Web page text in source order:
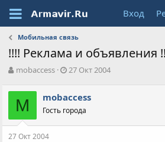
Вход
Мобильная связь
!!!! Реклама и объявления
А
т
о
р
т
е
mobaccess
Д
а
н
27 Окт 2004
M mobaccess
Гость города
27 Окт 2004